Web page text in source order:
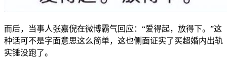
而后，当事人张嘉倪在微博霸气回应：“爱得起，放得下。”这
种话可不是字面意思这么简单，这也侧面证实了买超婚内出轨
实锤没跑了。